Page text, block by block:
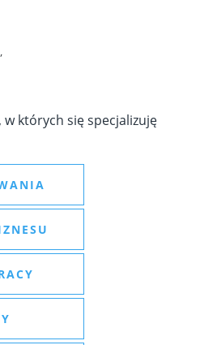
których się specjalizuję